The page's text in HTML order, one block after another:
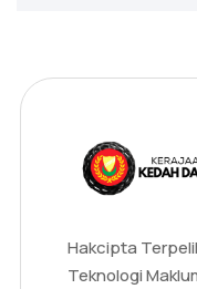
Hakcipta
Teknologi